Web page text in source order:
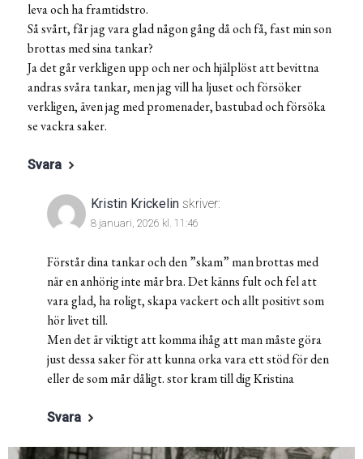
leva och ha framtidstro.
Så svårt, får jag vara glad någon gång då och få, fast min son
brottas med sina tankar?
Ja det går verkligen upp och ner och hjälplöst att bevittna
andras svåra tankar, men jag vill ha ljuset och försöker
verkligen, även jag med promenader, bastubad och försöka
se vackra saker.
Svara
Kristin Krickelin skriver:
8 januari, 2026 kl. 11:46
Förstår dina tankar och den ”skam” man brottas med
när en anhörig inte mår bra. Det känns fult och fel att
vara glad, ha roligt, skapa vackert och allt positivt som
hör livet till.
Men det är viktigt att komma ihåg att man måste göra
just dessa saker för att kunna orka vara ett stöd för den
eller de som mår dåligt. stor kram till dig Kristina
Svara